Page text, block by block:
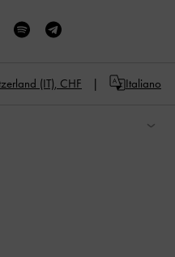
(IT), CHF Italiano